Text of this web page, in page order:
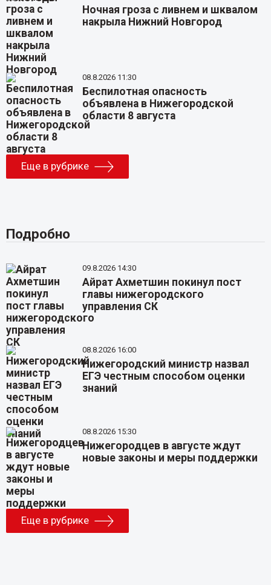
Ночная гроза с ливнем и шквалом
накрыла Нижний Новгород
08.8.2026 11:30
Беспилотная опасность
объявлена в Нижегородской
области 8 августа
Еще в рубрике
Подробно
09.8.2026 14:30
Айрат Ахметшин покинул пост
главы нижегородского
управления СК
08.8.2026 16:00
Нижегородский министр назвал
ЕГЭ честным способом оценки
знаний
08.8.2026 15:30
Нижегородцев в августе ждут
новые законы и меры поддержки
Еще в рубрике